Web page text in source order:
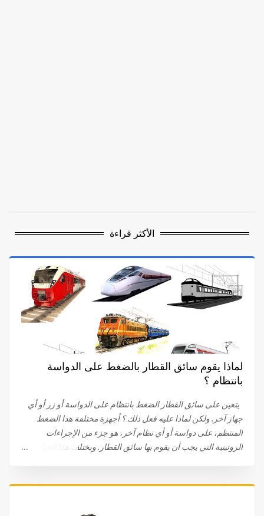
الأكثر قراءة
لماذا يقوم سائق القطار بالضغط على الدواسة
بانتظام ؟
يتعين على سائق القطار الضغط بانتظام على الدواسة أو زر أو أي
جهاز آخر. ولكن لماذا عليه فعل ذلك ؟ أجهزة مختلفة هذا الضغط
المنتظم، على دواسة أو أي نظام آخر، هو جزء من الإجراءات
الروتينية التي يجب أن يقوم بها سائق القطار. ويختلف هذا الجهاز
نقطة معينة، ثم الضغط عليها مرة أخرى. في بعض الحالات، يتعين